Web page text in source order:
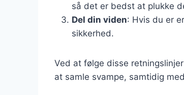
så det er bedst at plukke
Del din viden: Hvis du er
sikkerhed.
Ved at følge disse
at samle svampe, samtidig